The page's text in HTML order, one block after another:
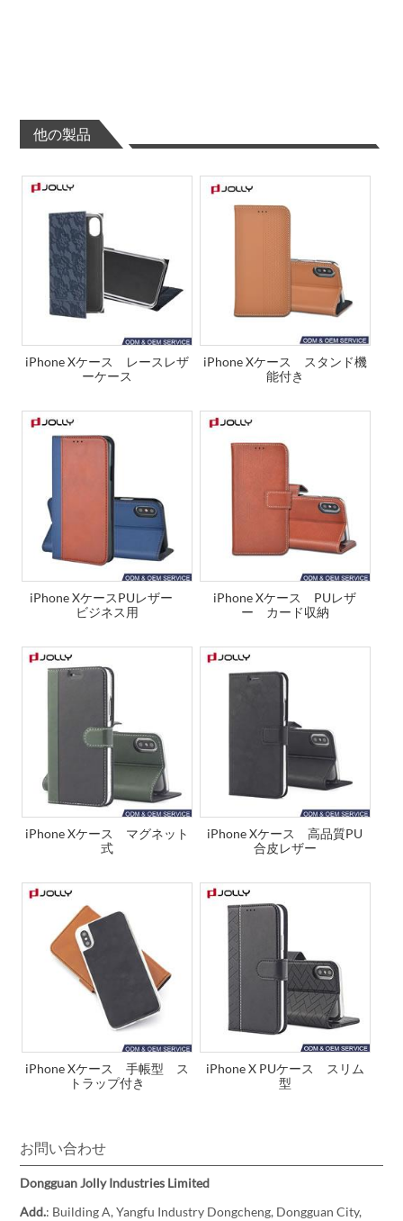
他の製品
iPhone Xケース レースレザ
ーケース
iPhone Xケース スタンド機
能付き
iPhone XケースPUレザー
ビジネス用
iPhone Xケース PUレザ
ー カード収納
iPhone Xケース マグネット
式
iPhone Xケース 高品質PU
合皮レザー
iPhone Xケース 手帳型 ス
トラップ付き
iPhone X PUケース スリム
型
お問い合わせ
Dongguan Jolly Industries Limited
Add.: Building A, Yangfu Industry Dongcheng, Dongguan City,